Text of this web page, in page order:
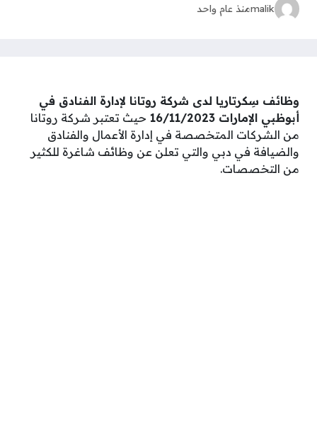
malikمنذ عام واحد
وظائف سِكرتاريا لدى شركة روتانا لإدارة الفنادق في
أبوظبي الإمارات 16/11/2023
حيث تعتبر شركة روتانا
من الشركات المتخصصة في إدارة الأعمال والفنادق
والضيافة في دبي والتي تعلن عن وظائف شاغرة للكثير
من التخصصات.